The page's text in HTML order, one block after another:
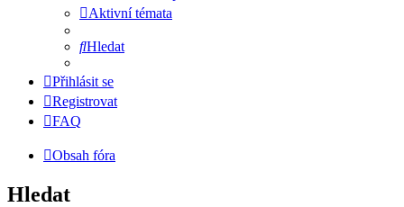
Aktivní témata
Hledat
Přihlásit se
Registrovat
FAQ
Obsah fóra
Hledat